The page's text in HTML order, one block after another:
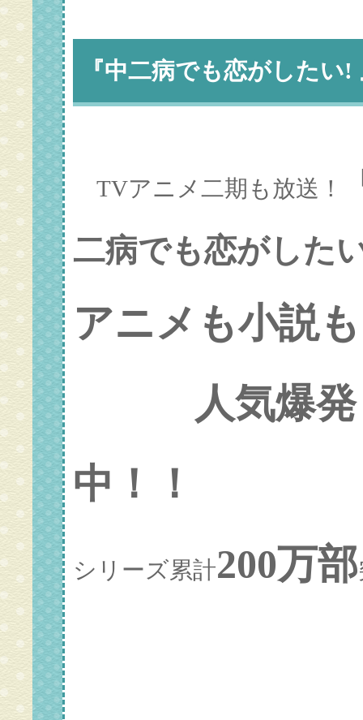
『中二病でも恋がしたい
TVアニメ二期も放送！
二病でも恋がした
アニメも小説も
人気爆発
中！！
シリーズ累計200万部